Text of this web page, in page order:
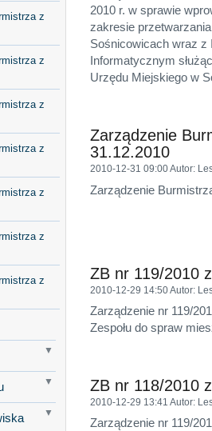
z
z
z
z
z
z
z
2010 r. w sprawie
zakresie
Sośnicowicach wraz z
Informatycznym
Urzędu Miejskiego w
Zarządzenie
31.12.2010
2010-12-31 09:00Autor:
Zarządzenie
ZB nr 119/2010
2010-12-29 14:50Autor:
Zarządzenie nr 119/
Zespołu do spraw
ZB nr 118/2010
2010-12-29 13:41 Autor:
Zarządzenie nr 119/